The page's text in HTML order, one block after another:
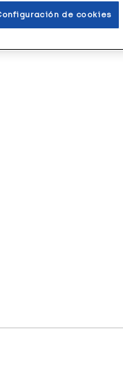
de cookies